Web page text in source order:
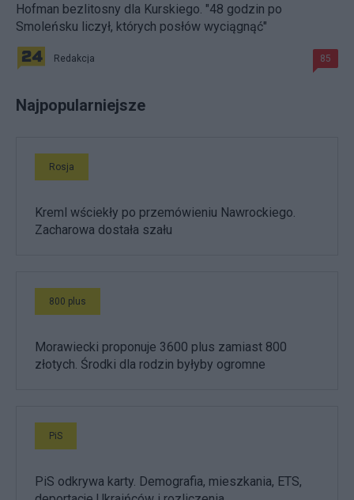
Hofman bezlitosny dla Kurskiego. "48 godzin po
Smoleńsku liczył, których posłów wyciągnąć"
Redakcja 85
Najpopularniejsze
Rosja
Kreml wściekły po przemówieniu Nawrockiego.
Zacharowa dostała szału
800 plus
Morawiecki proponuje 3600 plus zamiast 800
złotych. Środki dla rodzin byłyby ogromne
PiS
PiS odkrywa karty. Demografia, mieszkania, ETS,